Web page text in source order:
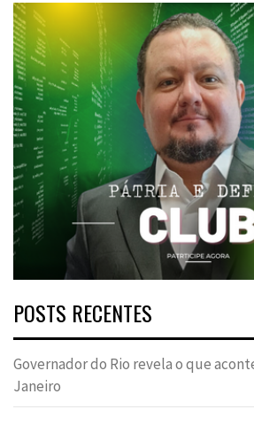
POSTS RECENTES
Governador do Rio revela o que
Janeiro